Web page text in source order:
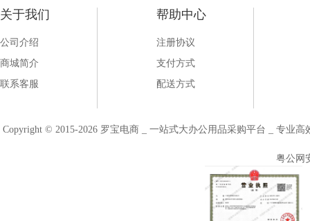
关于我们
公司介绍
商城简介
联系客服
帮助中心
注册协议
支付方式
配送方式
Copyright © 2015-2026 罗宝电商 _ 一站式大办公用品采购平台 _ 专业
粤公网